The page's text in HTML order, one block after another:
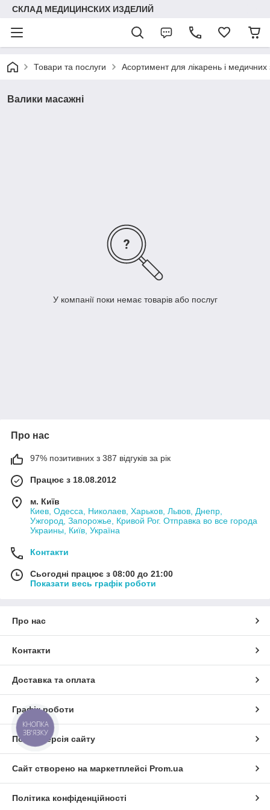
СКЛАД МЕДИЦИНСКИХ ИЗДЕЛИЙ
Товари та послуги Асортимент для лікарень і медичних
Валики масажні
У компанії поки немає товарів або послуг
Про нас
97% позитивних з 387 відгуків за рік
Працює з 18.08.2012
м. Київ
Киев, Одесса, Николаев, Харьков, Львов, Днепр,
Ужгород, Запорожье, Кривой Рог. Отправка во все города
Украины, Київ, Україна
Контакти
Сьогодні працює з 08:00 до 21:00
Показати весь графік роботи
Про нас
Контакти
Доставка та оплата
Графік роботи
Повна версія сайту
Сайт створено на маркетплейсі Prom.ua
Політика конфіденційності
КНОПКА
ЗВ'ЯЗКУ